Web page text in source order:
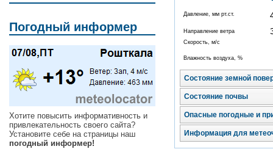
Погодный информер
Хотите повысить информативность и
привлекательность своего сайта?
Установите себе на страницы наш
погодный информер!
Давление, мм рт.ст.
Направление ветра
Скорость, м/с
Влажность воздуха, %
Состояние земной
Состояние почвы
Опасные погодные и
Информация для